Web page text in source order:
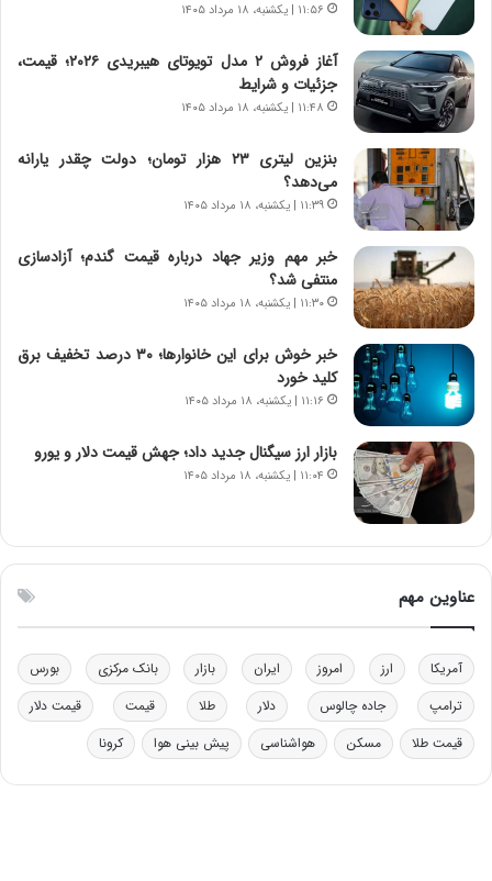
ی
ن
ج
ن
گ
،
ن
ت
و
ا
ن
س
ت
ه
د
ر
م
ق
ا
ب
ل
ن
ی
ن
د
ر
ت
ی
ب
ا
ی
۱۱:۵۶ | یکشنبه، ۱۸ مرداد ۱۴۰۵
آغاز فروش ۲ مدل تویوتای هیبریدی ۲۰۲۶؛ قیمت،
جزئیات و شرایط
۱۱:۴۸ | یکشنبه، ۱۸ مرداد ۱۴۰۵
بنزین لیتری ۲۳ هزار تومان؛ دولت چقدر یارانه
می‌دهد؟
۱۱:۳۹ | یکشنبه، ۱۸ مرداد ۱۴۰۵
خبر مهم وزیر جهاد درباره قیمت گندم؛ آزادسازی
منتفی شد؟
۱۱:۳۰ | یکشنبه، ۱۸ مرداد ۱۴۰۵
خبر خوش برای این خانوارها؛ ۳۰ درصد تخفیف برق
کلید خورد
۱۱:۱۶ | یکشنبه، ۱۸ مرداد ۱۴۰۵
بازار ارز سیگنال جدید داد؛ جهش قیمت دلار و یورو
۱۱:۰۴ | یکشنبه، ۱۸ مرداد ۱۴۰۵
عناوین مهم
آمریکا ارز امروز ایران بازار بانک مرکزی
بورس
ترامپ
جاده چالوس دلار طلا قیمت
قیمت دلار
قیمت طلا
مسکن هواشناسی پیش بینی هوا کرونا